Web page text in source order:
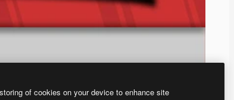
of cookies on your device to enhance site